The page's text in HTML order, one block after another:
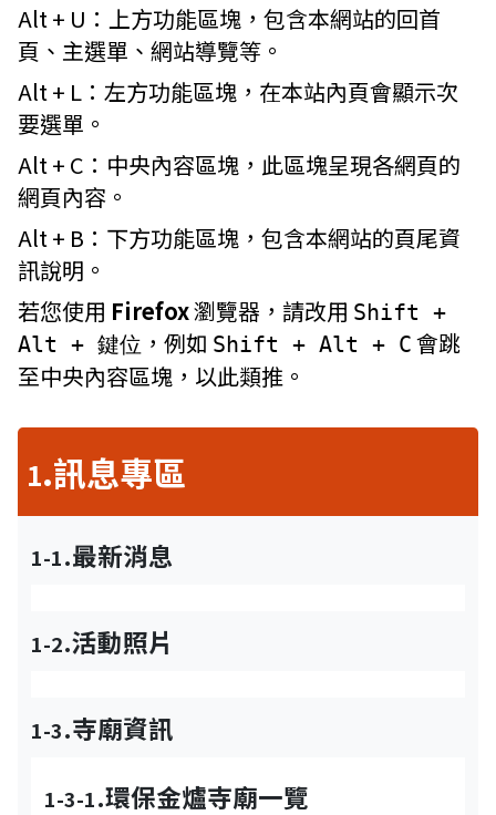
Alt + U： 上方功能區塊，包含本網站的回首
頁、主選單、網站導覽等。
Alt + L： 左方功能區塊，在本站內頁會顯示次
要選單。
Alt + C： 中央內容區塊，此區塊呈現各網頁的
網頁內容。
Alt + B： 下方功能區塊，包含本網站的頁尾資
訊說明。
若您使用 Firefox瀏覽器，請改用 Shift +
Alt + 鍵位 ，例如 Shift + Alt + C 會跳
至中央內容區塊，以此類推。
1.訊息專區
1-1.最新消息
1-2.活動照片
1-3.寺廟資訊
1-3-1.環保金爐寺廟一覽